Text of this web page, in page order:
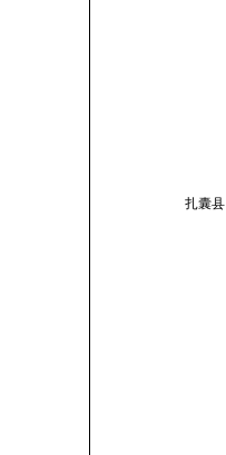
扎囊县